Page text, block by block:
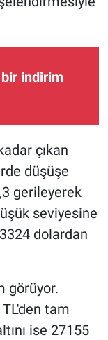
indirim
çıkan
düşüşe
gerileyerek
seviyesine
dolardan
görüyor.
TL'den tam
ise 27155